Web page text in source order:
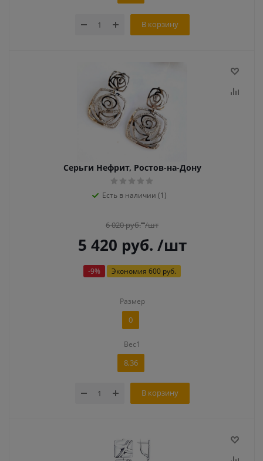
В корзину
Серьги Нефрит, Ростов-на-Дону
Есть в наличии (1)
6 020руб. /шт
5 420 руб. /шт
-9% Экономия 600 руб.
Размер
0
Вес1
8,36
В корзину